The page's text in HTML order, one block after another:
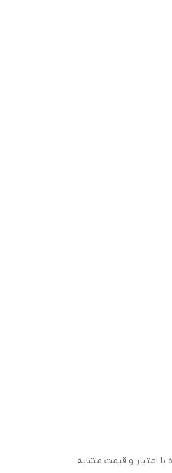
با امتیاز و قیمت مشابه